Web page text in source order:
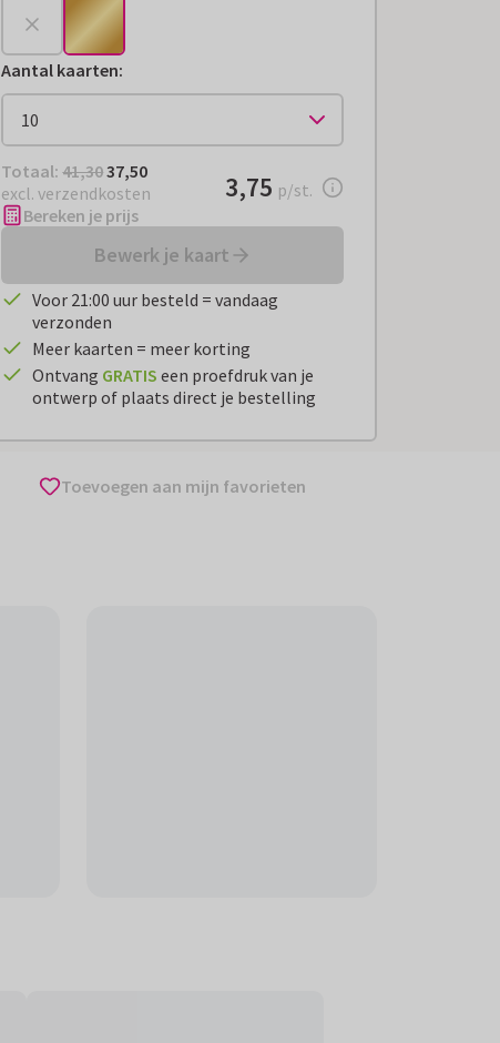
Aantal kaarten:
Totaal: € 37,50
Totaal: 41,3037,50
excl. verzendkosten
€ 3,75per stuk
3,75 p/st.
Bereken je prijs
Bewerk je kaart
Voor 21:00 uur besteld = vandaag
verzonden
Meer kaarten = meer korting
Ontvang GRATIS een proefdruk van je
ontwerp of plaats direct je bestelling
Toevoegen aan mijn favorieten